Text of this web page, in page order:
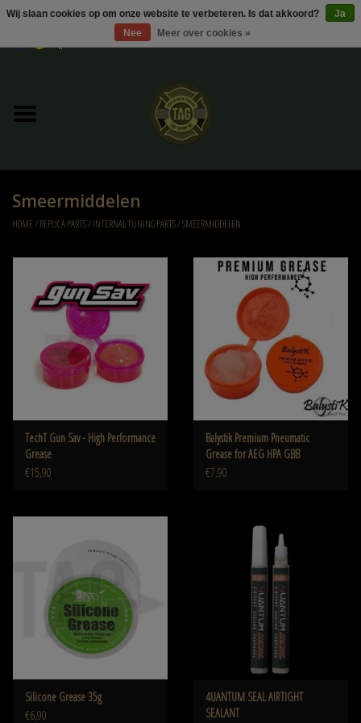
UItverkoop
Kleding
Ammo
Replica Parts
Smeermiddelen
HOME/REPLICA PARTS/INTERNAL TUNING PARTS/SMEERMIDDELEN
TechT Gun Sav - High Performance
Grease
€15,90
Balystik Premium Pneumatic
Grease for AEG HPA GBB
€7,90
Silicone Grease 35g
€6,90
4UANTUM SEAL AIRTIGHT
SEALANT
Wij slaan cookies op om onze website te verbeteren. Is dat akkoord?
Ja
Nee
Meer over cookies »